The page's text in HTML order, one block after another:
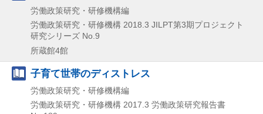
労働政策研究・研修機構編
労働政策研究・研修機構 2018.3 JILPT第3期プロジェクト
研究シリーズ No.9
所蔵館4館
子育て世帯のディストレス
労働政策研究・研修機構編
労働政策研究・研修機構 2017.3 労働政策研究報告書